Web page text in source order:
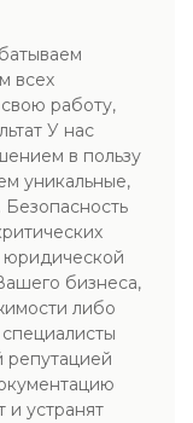
всех
работу,
У нас
в пользу
уникальные,
юридической
бизнеса,
либо
и устранят